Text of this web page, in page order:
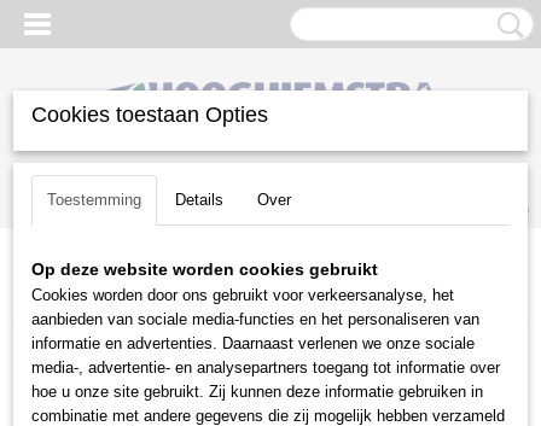
Inloggen Registreren
(0)
Home >Gazononderhoud>Bosmaaiers | toebehoren
Draaggordels>Husqvarna Balance X2
Cookies toestaan Opties
Toestemming Details Over
Op deze website worden cookies gebruikt
Cookies worden door ons gebruikt voor verkeersanalyse, het
aanbieden van sociale media-functies en het personaliseren van
informatie en advertenties. Daarnaast verlenen we onze sociale
media-, advertentie- en analysepartners toegang tot informatie over
hoe u onze site gebruikt. Zij kunnen deze informatie gebruiken in
combinatie met andere gegevens die zij mogelijk hebben verzameld